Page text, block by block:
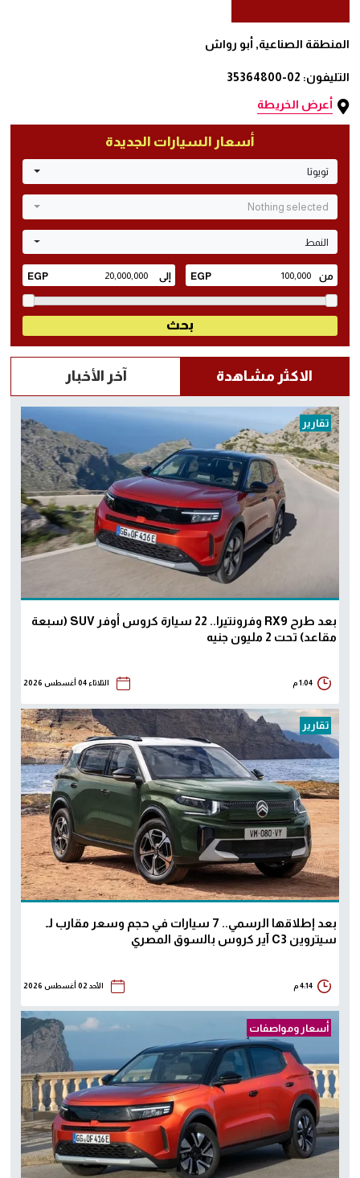
المنطقة الصناعية, أبو رواش
التليفون: 02-35364800
أعرض الخريطة
أسعار السيارات الجديدة
تويوتا
Nothing selected
النمط
الاكثر مشاهدة آخر الأخبار
تقارير
بعد طرح RX9 وفرونتيرا.. 22 سيارة كروس أوفر SUV (سبعة
مقاعد) تحت 2 مليون جنيه
1:04 م الثلاثاء 04 أغسطس 2026
تقارير
بعد إطلاقها الرسمي.. 7 سيارات في حجم وسعر مقارب لـ
سيتروين C3 آير كروس بالسوق المصري
4:14 م الأحد 02 أغسطس 2026
أسعار ومواصفات